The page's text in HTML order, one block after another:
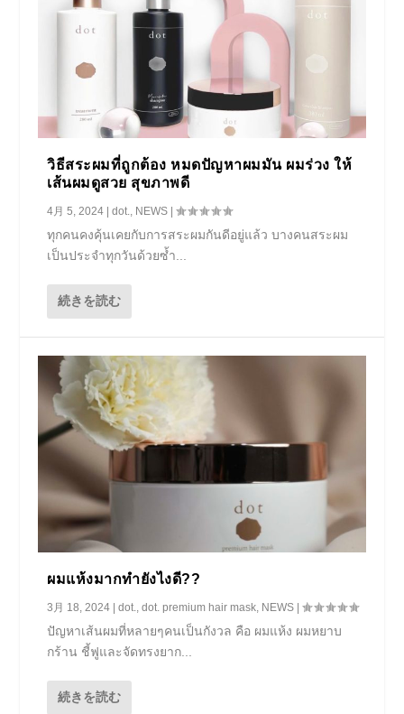
วิธีสระผมที่ถูกต้อง หมดปัญหาผมมัน ผมร่วง ให้
เส้นผมดูสวย สุขภาพดี
4月 5, 2024 |dot., NEWS |
ทุกคนคงคุ้นเคยกับการสระผมกันดีอยู่แล้ว บางคนสระผม
เป็นประจำทุกวันด้วยซ้ำ...
続きを読む
ผมแห้งมากทำยังไงดี??
3月 18, 2024 |dot.,dot. premium hair mask, NEWS |
ปัญหาเส้นผมที่หลายๆคนเป็นกังวล คือ ผมแห้ง ผมหยาบ
กร้าน ชี้ฟูและจัดทรงยาก...
続きを読む